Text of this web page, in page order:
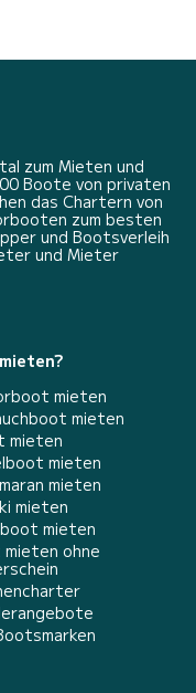
zum Mieten und
Boote von privaten
das Chartern von
zum besten
und Bootsverleih
und Mieter
mieten
mieten
mieten
mieten
mieten
mieten
mieten
ohne